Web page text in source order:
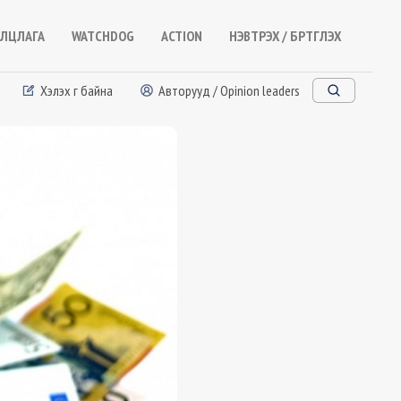
WATCHDOG ACTION НЭВТРЭХ / БҮРТГҮҮЛЭХ
Хэлэх үг байна Авторууд / Opinion leaders